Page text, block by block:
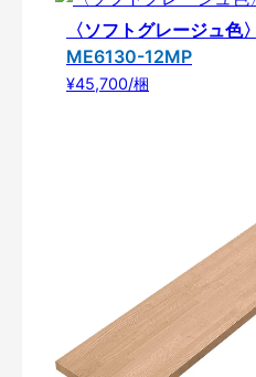
〈ソフトグレージュ色〉
ME6130-12MP
¥45,700/梱